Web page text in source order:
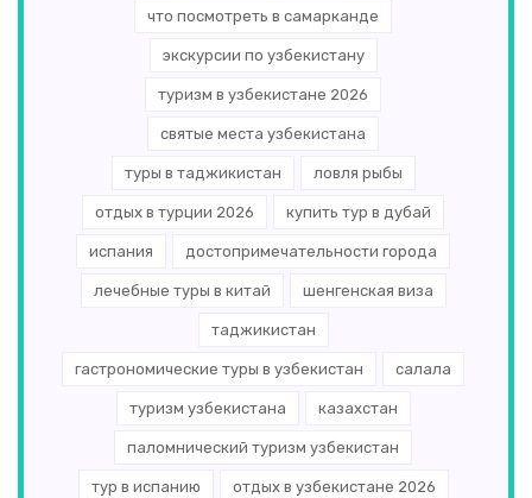
что посмотреть в самарканде
экскурсии по узбекистану
туризм в узбекистане 2026
святые места узбекистана
туры в таджикистан ловля рыбы
отдых в турции 2026 купить тур в дубай
испания достопримечательности города
лечебные туры в китай шенгенская виза
таджикистан
гастрономические туры в узбекистан салала
туризм узбекистана казахстан
паломнический туризм узбекистан
тур в испанию отдых в узбекистане 2026